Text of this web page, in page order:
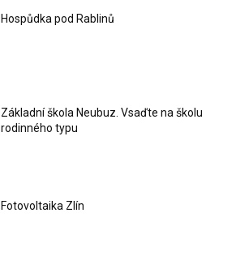
Hospůdka pod Rablinů
Základní škola Neubuz. Vsaďte na školu
rodinného typu
Fotovoltaika Zlín